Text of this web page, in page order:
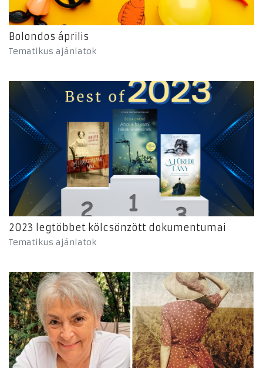
Bolondos április
Tematikus ajánlatok
2023 legtöbbet kölcsönzött dokumentumai
Tematikus ajánlatok